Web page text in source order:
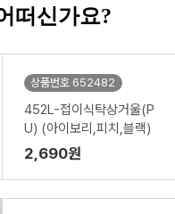
떠신가요?
상품번호 652482
452L-접이식탁상거울(P
U) (아이보리,피치,블랙)
2,690원